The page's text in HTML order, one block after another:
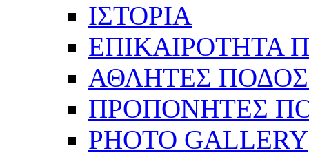
ΙΣΤΟΡΙΑ
ΕΠΙΚΑΙΡΟΤΗΤΑ
ΑΘΛΗΤΕΣ
ΠΡΟΠΟΝΗΤΕΣ
PHOTO GALLERY